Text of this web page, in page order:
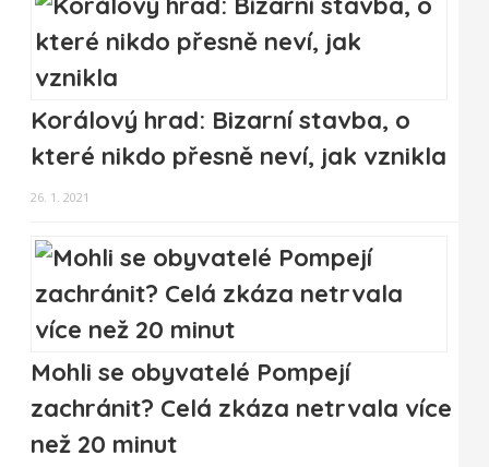
Korálový hrad: Bizarní stavba, o
které nikdo přesně neví, jak vznikla
26. 1. 2021
Mohli se obyvatelé Pompejí
zachránit? Celá zkáza netrvala více
než 20 minut